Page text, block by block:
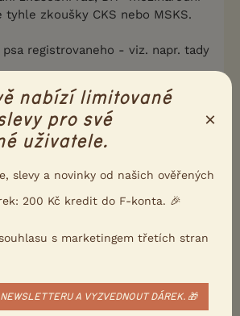
tyhle zkoušky CKS nebo MSKS.
registrovaneho - viz. napr. tady
nějaké organizace -
vasem pripade asi ZKO, nebo
rád, tam nepotrebujete nic
jinou organizaci zkousek.
nabízí limitované
pro své
uživatele.
×
slevy a novinky od našich ověřených
200 Kč kredit do F-konta. 🎉
s marketingem třetích stran
A VYZVEDNOUT DÁREK. 🎁